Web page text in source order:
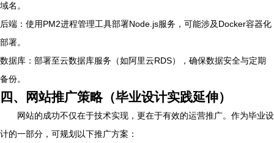
域名。
后端：使用PM2进程管理工具部署Node.js服务，可能涉及Docker容器化
部署。
数据库：部署至云数据库服务（如阿里云RDS），确保数据安全与定期
备份。
四、网站推广策略（毕业设计实践延伸）
网站的成功不仅在于技术实现，更在于有效的运营推广。作为毕业设
计的一部分，可规划以下推广方案：